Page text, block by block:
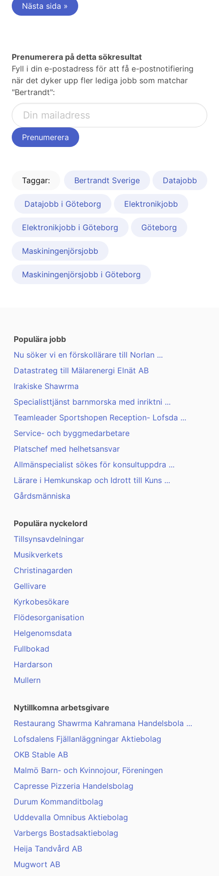
Nästa sida »
Prenumerera på detta sökresultat
Fyll i din e-postadress för att få e-postnotifiering
när det dyker upp fler lediga jobb som matchar
"Bertrandt":
Taggar: Bertrandt Sverige Datajobb
Datajobb i Göteborg Elektronikjobb
Elektronikjobb i Göteborg Göteborg
Maskiningenjörsjobb
Maskiningenjörsjobb i Göteborg
Populära jobb
Nu söker vi en förskollärare till Norlan ...
Datastrateg till Mälarenergi Elnät AB
Irakiske Shawrma
Specialisttjänst barnmorska med inriktni ...
Teamleader Sportshopen Reception- Lofsda ...
Service- och byggmedarbetare
Platschef med helhetsansvar
Allmänspecialist sökes för konsultuppdra ...
Lärare i Hemkunskap och Idrott till Kuns ...
Gårdsmänniska
Populära nyckelord
Tillsynsavdelningar
Musikverkets
Christinagarden
Gellivare
Kyrkobesökare
Flödesorganisation
Helgenomsdata
Fullbokad
Hardarson
Mullern
Nytillkomna arbetsgivare
Restaurang Shawrma Kahramana Handelsbola ...
Lofsdalens Fjällanläggningar Aktiebolag
OKB Stable AB
Malmö Barn- och Kvinnojour, Föreningen
Capresse Pizzeria Handelsbolag
Durum Kommanditbolag
Uddevalla Omnibus Aktiebolag
Varbergs Bostadsaktiebolag
Heija Tandvård AB
Mugwort AB